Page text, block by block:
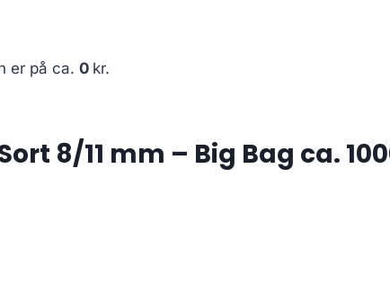
er på ca. 0 kr.
8/11 mm – Big Bag ca.